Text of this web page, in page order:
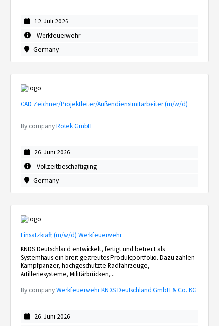
12. Juli 2026
Werkfeuerwehr
Germany
CAD Zeichner/Projektleiter/Außendienstmitarbeiter (m/w/d)
By companyRotek GmbH
26. Juni 2026
Vollzeitbeschäftigung
Germany
Einsatzkraft (m/w/d) Werkfeuerwehr
KNDS Deutschland entwickelt, fertigt und betreut als
Systemhaus ein breit gestreutes Produktportfolio. Dazu zählen
Kampfpanzer, hochgeschützte Radfahrzeuge,
Artilleriesysteme, Militärbrücken,...
By companyWerkfeuerwehr KNDS Deutschland GmbH & Co. KG
26. Juni 2026